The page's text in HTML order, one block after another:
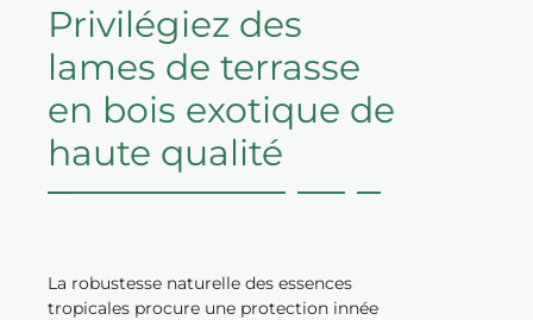
Privilégiez des
lames de terrasse
en bois exotique de
haute qualité
La robustesse naturelle des essences
tropicales procure une protection innée